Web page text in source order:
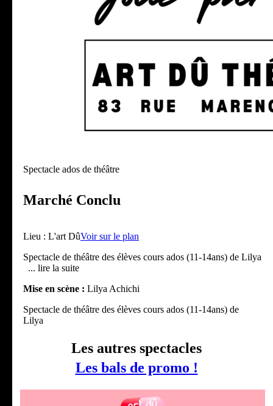
Spectacle ados de théâtre
Marché Conclu
Lieu : L'art DûVoir sur le plan
Spectacle de théâtre des élèves cours ados (11-14ans) de Lilya
... lire la suite
Mise en scène : Lilya Achichi
Spectacle de théâtre des élèves cours ados (11-14ans) de
Lilya
Les autres spectacles
Les bals de promo !